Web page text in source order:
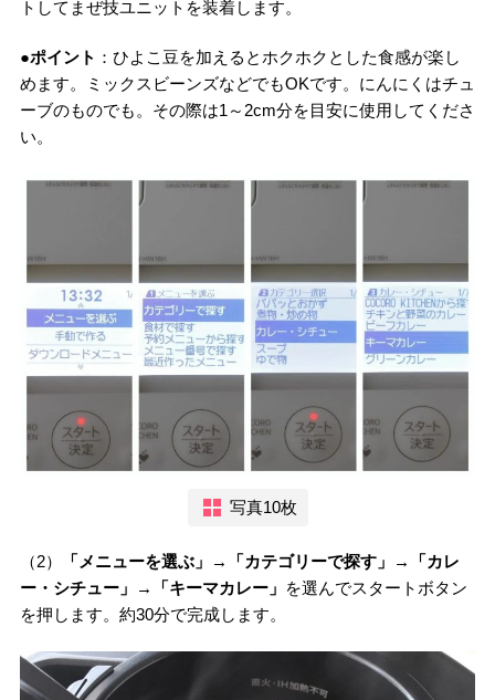
トしてまぜ技ユニットを装着します。
●ポイント ：ひよこ豆を加えるとホクホクとした食感が楽し
めます。ミックスビーンズなどでもOKです。にんにくはチュ
ーブのものでも。その際は1～2cm分を目安に使用してくださ
い。
写真10枚
（2）
「メニューを選ぶ」→「カテゴリーで探す」→「カレ
ー・シチュー」→「キーマカレー」 を選んでスタートボタン
を押します。約30分で完成します。